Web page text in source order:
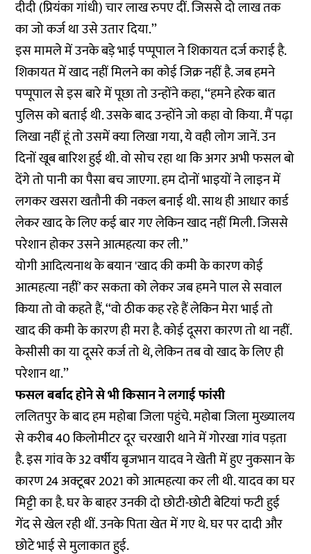
दीदी (प्रियंका गांधी) चार लाख रुपए दीं. जिससे दो लाख तक
का जो कर्ज था उसे उतार दिया.’’
इस मामले में उनके बड़े भाई पप्पूपाल ने शिकायत दर्ज कराई है.
शिकायत में खाद नहीं मिलने का कोई जिक्र नहीं है. जब हमने
पप्पूपाल से इस बारे में पूछा तो उन्होंने कहा, ‘‘हमने हरेक बात
पुलिस को बताई थी. उसके बाद उन्होंने जो कहा वो किया. मैं पढ़ा
लिखा नहीं हूं तो उसमें क्या लिखा गया, ये वही लोग जानें. उन
दिनों खूब बारिश हुई थी. वो सोच रहा था कि अगर अभी फसल बो
देंगे तो पानी का पैसा बच जाएगा. हम दोनों भाइयों ने लाइन में
लगकर खसरा खतौनी की नकल बनाई थी. साथ ही आधार कार्ड
लेकर खाद के लिए कई बार गए लेकिन खाद नहीं मिली. जिससे
परेशान होकर उसने आत्महत्या कर ली.’’
योगी आदित्यनाथ के बयान 'खाद की कमी के कारण कोई
आत्महत्या नहीं’ कर सकता को लेकर जब हमने पाल से सवाल
किया तो वो कहते हैं, ‘‘वो ठीक कह रहे हैं लेकिन मेरा भाई तो
खाद की कमी के कारण ही मरा है. कोई दूसरा कारण तो था नहीं.
केसीसी का या दूसरे कर्ज तो थे, लेकिन तब वो खाद के लिए ही
परेशान था.’’
फसल बर्बाद होने से भी किसान ने लगाई फांसी
ललितपुर के बाद हम महोबा जिला पहुंचे. महोबा जिला मुख्यालय
से करीब 40 किलोमीटर दूर चरखारी थाने में गोरखा गांव पड़ता
है. इस गांव के 32 वर्षीय बृजभान यादव ने खेती में हुए नुकसान के
कारण 24 अक्टूबर 2021 को आत्महत्या कर ली थी. यादव का घर
मिट्टी का है. घर के बाहर उनकी दो छोटी-छोटी बेटियां फटी हुई
गेंद से खेल रही थीं. उनके पिता खेत में गए थे. घर पर दादी और
छोटे भाई से मुलाकात हुई.